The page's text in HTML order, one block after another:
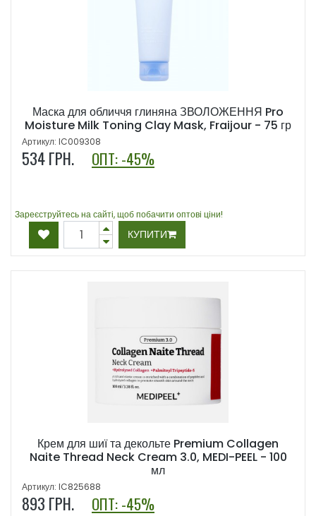
Маска для обличчя глиняна ЗВОЛОЖЕННЯ Pro
Moisture Milk Toning Clay Mask, Fraijour - 75 гр
Артикул: IC009308
534ГРН. ОПТ: -45%
Зареєструйтесь на сайті, щоб побачити оптові ціни!
КУПИТИ
Крем для шиї та декольте Premium Collagen
Naite Thread Neck Cream 3.0, MEDI-PEEL - 100
мл
Артикул: IC825688
893 ГРН. ОПТ: -45%